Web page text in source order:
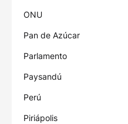
ONU
Pan de Azúcar
Parlamento
Paysandú
Perú
Piriápolis